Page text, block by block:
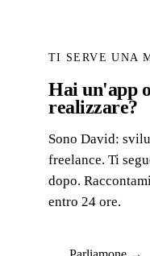
TI SERVE UNA
Hai un'app
realizzare?
Sono David:
freelance. Ti
dopo.
entro 24 ore.